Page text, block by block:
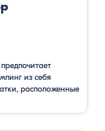
из себя
расположенные